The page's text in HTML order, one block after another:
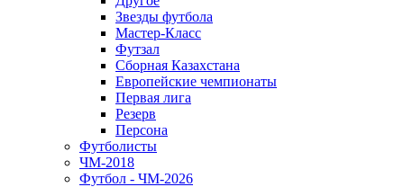
Звезды футбола
Мастер-Класс
Футзал
Сборная Казахстана
Европейские чемпионаты
Первая лига
Резерв
Персона
Футболисты
ЧМ-2018
Футбол - ЧМ-2026